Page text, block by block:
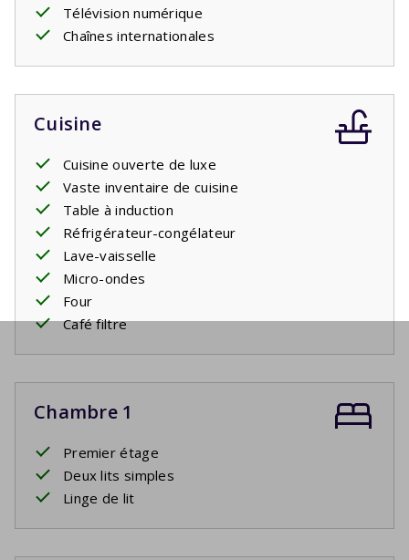
Télévision numérique
Chaînes internationales
Cuisine
Cuisine ouverte de luxe
Vaste inventaire de cuisine
Table à induction
Réfrigérateur-congélateur
Lave-vaisselle
Micro-ondes
Four
Café filtre
Chambre 1
Premier étage
Deux lits simples
Linge de lit